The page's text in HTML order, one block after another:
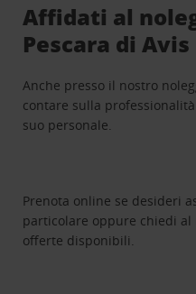
Affidati al
Pescara di Avis
Anche presso il nostro
contare sulla
suo personale.
Prenota online se desideri
particolare oppure chiedi
offerte disponibili.